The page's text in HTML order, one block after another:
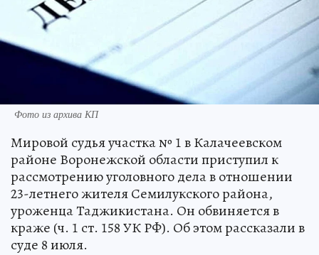
Фото из архива КП
Мировой судья участка № 1 в Калачеевском
районе Воронежской области приступил к
рассмотрению уголовного дела в отношении
23-летнего жителя Семилукского района,
уроженца Таджикистана. Он обвиняется в
краже (ч. 1 ст. 158 УК РФ). Об этом рассказали в
суде 8 июля.